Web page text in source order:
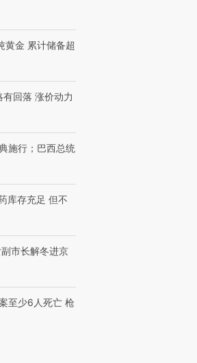
黄金 累计储备超
回落 涨价动力
施行；巴西总统
库存充足 但不
市长解冬进京
至少6人死亡 枪